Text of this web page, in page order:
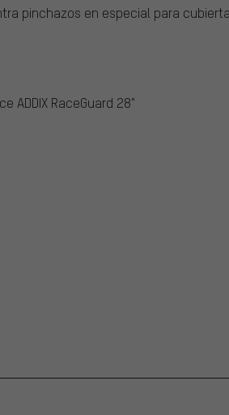
pinchazos en especial para
ADDIX RaceGuard 28"